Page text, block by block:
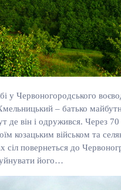
у Червоногородського
– батько
де він і одружився. Через 70
козацьким військом та
сіл повернеться до
його…